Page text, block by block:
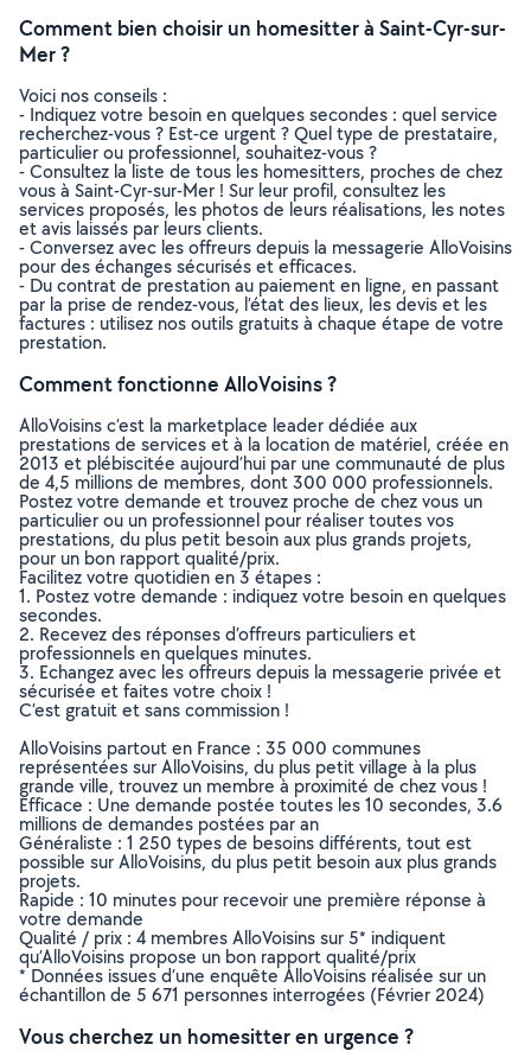
Comment bien choisir un homesitter à Saint-Cyr-sur-
Mer ?
Voici nos conseils :
- Indiquez votre besoin en quelques secondes : quel service
recherchez-vous ? Est-ce urgent ? Quel type de prestataire,
particulier ou professionnel, souhaitez-vous ?
- Consultez la liste de tous les homesitters, proches de chez
vous à Saint-Cyr-sur-Mer ! Sur leur profil, consultez les
services proposés, les photos de leurs réalisations, les notes
et avis laissés par leurs clients.
- Conversez avec les offreurs depuis la messagerie AlloVoisins
pour des échanges sécurisés et efficaces.
- Du contrat de prestation au paiement en ligne, en passant
par la prise de rendez-vous, l’état des lieux, les devis et les
factures : utilisez nos outils gratuits à chaque étape de votre
prestation.
Comment fonctionne AlloVoisins ?
AlloVoisins c’est la marketplace leader dédiée aux
prestations de services et à la location de matériel, créée en
2013 et plébiscitée aujourd’hui par une communauté de plus
de 4,5 millions de membres, dont 300 000 professionnels.
Postez votre demande et trouvez proche de chez vous un
particulier ou un professionnel pour réaliser toutes vos
prestations, du plus petit besoin aux plus grands projets,
pour un bon rapport qualité/prix.
Facilitez votre quotidien en 3 étapes :
1. Postez votre demande : indiquez votre besoin en quelques
secondes.
2. Recevez des réponses d’offreurs particuliers et
professionnels en quelques minutes.
3. Echangez avec les offreurs depuis la messagerie privée et
sécurisée et faites votre choix !
C’est gratuit et sans commission !
AlloVoisins partout en France : 35 000 communes
représentées sur AlloVoisins, du plus petit village à la plus
grande ville, trouvez un membre à proximité de chez vous !
Efficace : Une demande postée toutes les 10 secondes, 3.6
millions de demandes postées par an
Généraliste : 1 250 types de besoins différents, tout est
possible sur AlloVoisins, du plus petit besoin aux plus grands
projets.
Rapide : 10 minutes pour recevoir une première réponse à
votre demande
Qualité / prix : 4 membres AlloVoisins sur 5* indiquent
qu’AlloVoisins propose un bon rapport qualité/prix
* Données issues d’une enquête AlloVoisins réalisée sur un
échantillon de 5 671 personnes interrogées (Février 2024)
Vous cherchez un homesitter en urgence ?